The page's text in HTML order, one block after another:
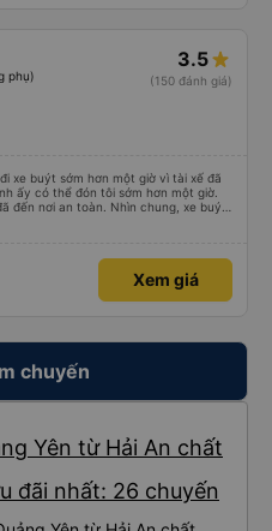
phụ)
3.5
(150 đánh giá)
xe buýt sớm hơn một giờ vì tài xế đã
ấy có thể đón tôi sớm hơn một giờ.
đến nơi an toàn. Nhìn chung, xe buýt
Xem giá
chuyến
Yên từ Hải An chất
đãi nhất: 26 chuyến